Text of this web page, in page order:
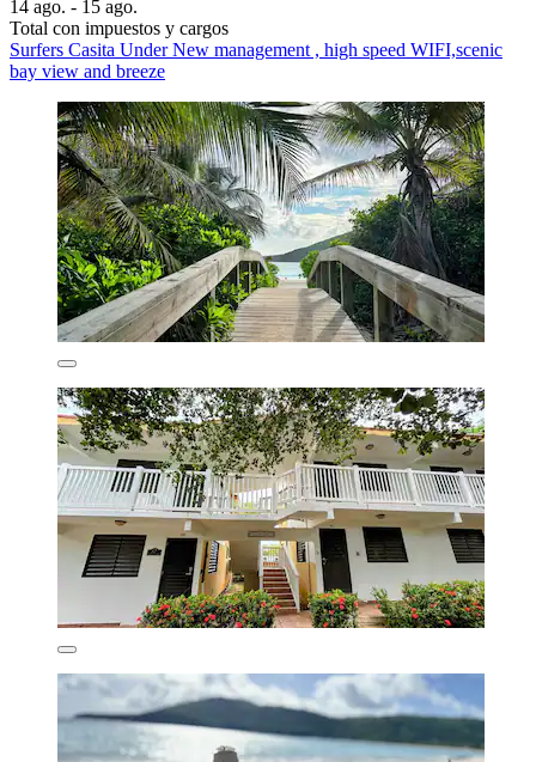
14 ago. - 15 ago.
Total con impuestos y cargos
Surfers Casita Under New management , high speed WIFI,scenic
bay view and breeze